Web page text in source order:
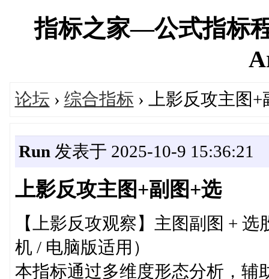
指标之家—公式指标
论坛 › 综合指标 › 上影反攻主图+
Run 发表于 2025-10-9 15:36:21
上影反攻主图+副图+选
【上影反攻观察】主图副图 +
机 / 电脑版适用）
本指标通过多维度形态分析，辅